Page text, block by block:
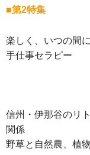
■第2特集
楽しく、いつの間
手仕事セラピー
信州・伊那谷のリ
関係
野草と自然農、植